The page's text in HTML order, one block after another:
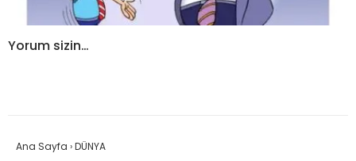
Yorum sizin…
Ana Sayfa ›DÜNYA